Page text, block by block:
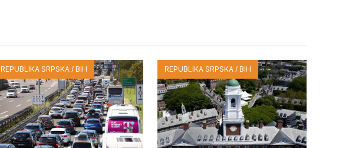
REPUBLIKA SRPSKA / BIH REPUBLIKA SRPSKA / BIH